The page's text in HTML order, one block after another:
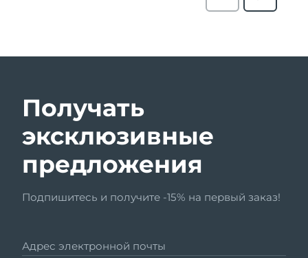
Получать
эксклюзивные
предложения
Подпишитесь и получите -15% на первый заказ!
Адрес электронной почты